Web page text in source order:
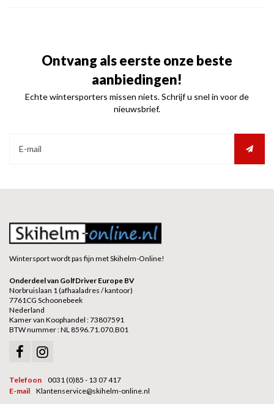
Ontvang als eerste onze beste
aanbiedingen!
Echte wintersporters missen niets. Schrijf u snel in voor de
nieuwsbrief.
Wintersport wordt pas fijn met Skihelm-Online!
Onderdeel van GolfDriver Europe BV
Norbruislaan 1 (afhaaladres / kantoor)
7761CG Schoonebeek
Nederland
Kamer van Koophandel : 73807591
BTW nummer : NL 8596.71.070.B01
Telefoon
0031 (0)85 - 13 07 417
E-mail
Klantenservice@skihelm-online.nl